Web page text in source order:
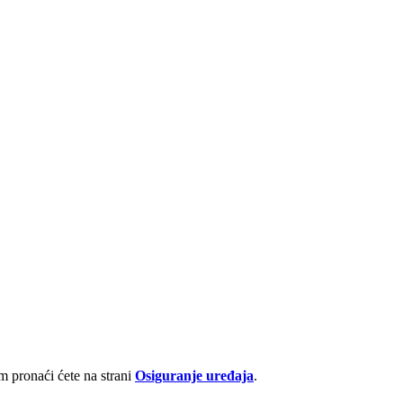
pronaći ćete na strani Osiguranje uređaja.